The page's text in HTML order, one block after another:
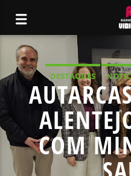
DESTAQUES
COM